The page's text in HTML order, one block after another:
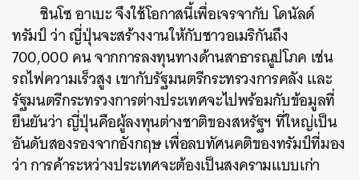
ชินโซ อาเบะ จึงใช้โอกาสนี้เพื่อเจรจากับ โดนัลด์
ทรัมป์ ว่า ญี่ปุ่นจะสร้างงานให้กับชาวอเมริกันถึง
700,000 คน จากการลงทุนทางด้านสาธารณูปโภค เช่น
รถไฟความเร็วสูง เขากับรัฐมนตรีกระทรวงการคลัง และ
รัฐมนตรีกระทรวงการต่างประเทศจะไปพร้อมกับข้อมูลที่
ยืนยันว่า ญี่ปุ่นคือผู้ลงทุนต่างชาติของสหรัฐฯ ที่ใหญ่เป็น
อันดับสองรองจากอังกฤษ เพื่อลบทัศนคติของทรัมป์ที่มอง
ว่า การค้าระหว่างประเทศจะต้องเป็นสงครามแบบเก่า